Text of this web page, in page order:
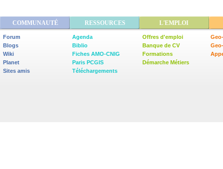
COMMUNAUTÉ RESSOURCES L'EMPLOI
Forum
Blogs
Wiki
Planet
Sites amis
Agenda
Biblio
Fiches AMO-CNIG
Paris PCGIS
Téléchargements
Offres d'emploi
Banque de CV
Formations
Démarche Métiers